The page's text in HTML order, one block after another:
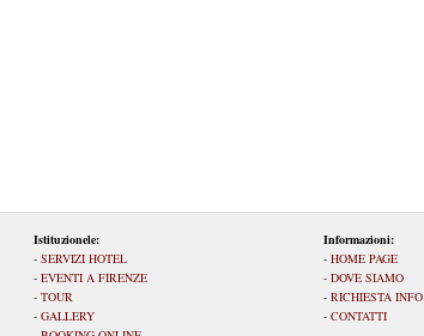
Istituzionele:
- SERVIZI HOTEL
- EVENTI A FIRENZE
- TOUR
- GALLERY
Informazioni:
- HOME PAGE
- DOVE SIAMO
- RICHIESTA INFO
- CONTATTI